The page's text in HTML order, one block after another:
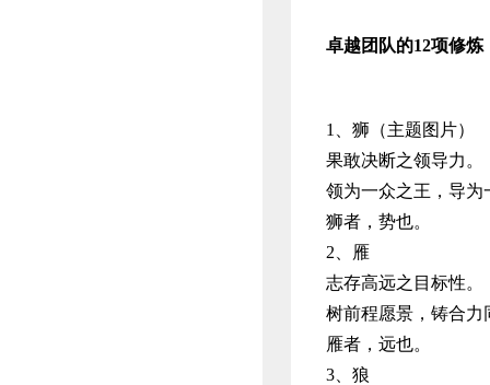
卓越团队的12项修炼
1、狮（主题图片）
果敢决断之领导力。
领为一众之王，导为
狮者，势也。
2、雁
志存高远之目标性。
树前程愿景，铸合力
雁者，远也。
3、狼